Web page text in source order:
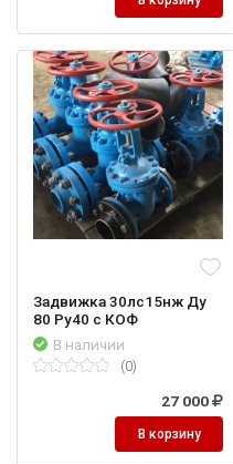
Задвижка 30лс15нж Ду
80 Ру40 с КОФ
В наличии
(0)
27 000
В корзину